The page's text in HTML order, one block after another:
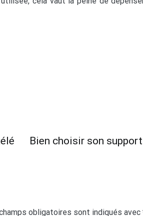
Bien choisir son
obligatoires sont indiqués avec